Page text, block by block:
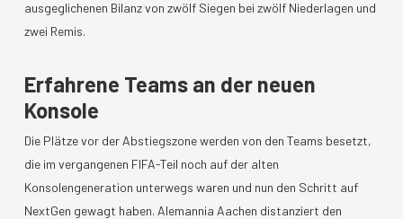
ausgeglichenen Bilanz von zwölf Siegen bei zwölf Niederlagen und
zwei Remis.
Erfahrene Teams an der neuen
Konsole
Die Plätze vor der Abstiegszone werden von den Teams besetzt,
die im vergangenen FIFA-Teil noch auf der alten
Konsolengeneration unterwegs waren und nun den Schritt auf
NextGen gewagt haben. Alemannia Aachen distanziert den